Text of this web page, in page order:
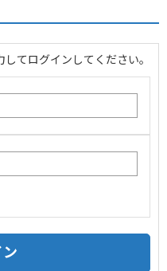
てログインしてください。